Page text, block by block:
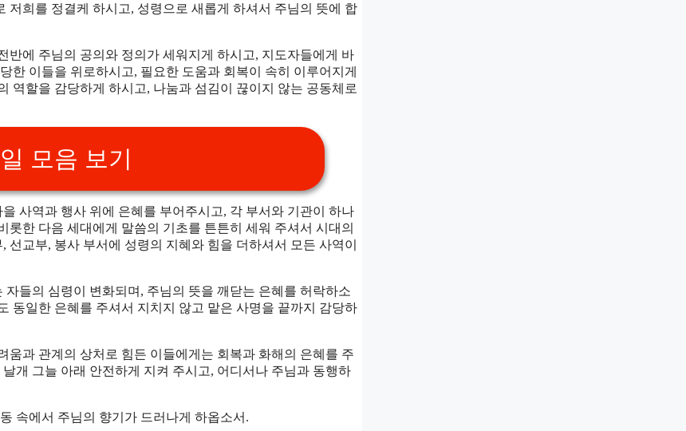
희를 정결케 하시고, 성령으로 새롭게 하셔서 주님의 뜻에 합
에 주님의 공의와 정의가 세워지게 하시고, 지도자들에게 바
한 이들을 위로하시고, 필요한 도움과 회복이 속히 이루어지게
역할을 감당하게 하시고, 나눔과 섬김이 끊이지 않는 공동체로
모음 보기
사역과 행사 위에 은혜를 부어주시고, 각 부서와 기관이 하나
한 다음 세대에게 말씀의 기초를 튼튼히 세워 주셔서 시대의
교부, 봉사 부서에 성령의 지혜와 힘을 더하셔서 모든 사역이
들의 심령이 변화되며, 주님의 뜻을 깨닫는 은혜를 허락하소
동일한 은혜를 주셔서 지치지 않고 맡은 사명을 끝까지 감당하
과 관계의 상처로 힘든 이들에게는 회복과 화해의 은혜를 주
개 그늘 아래 안전하게 지켜 주시고, 어디서나 주님과 동행하
속에서 주님의 향기가 드러나게 하옵소서.